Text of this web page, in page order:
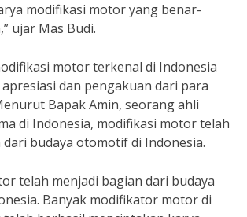
modifikasi motor yang benar-
ujar Mas Budi.
motor terkenal di Indonesia
dan pengakuan dari para
Bapak Amin, seorang ahli
di Indonesia, modifikasi motor telah
budaya otomotif di Indonesia.
telah menjadi bagian dari budaya
Banyak modifikator motor di